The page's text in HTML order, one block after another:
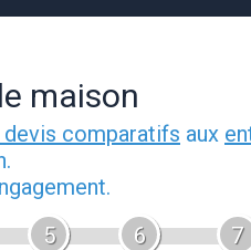
maison
devis comparatifs aux
5 6 7